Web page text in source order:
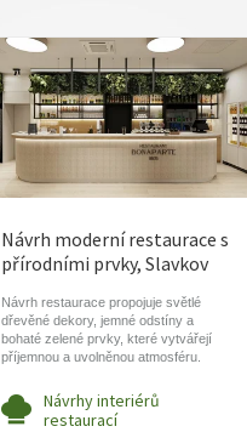
Návrh moderní restaurace s
přírodními prvky, Slavkov
Návrh restaurace propojuje světlé
dřevěné dekory, jemné odstíny a
bohaté zelené prvky, které vytvářejí
příjemnou a uvolněnou atmosféru.
Návrhy interiérů
restaurací